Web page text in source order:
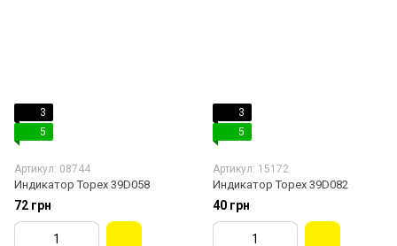
3
5
Артикул: 08744
Индикатор Торех 39D058
72 грн
3
5
Артикул: 15172
Индикатор Торех 39D082
40 грн